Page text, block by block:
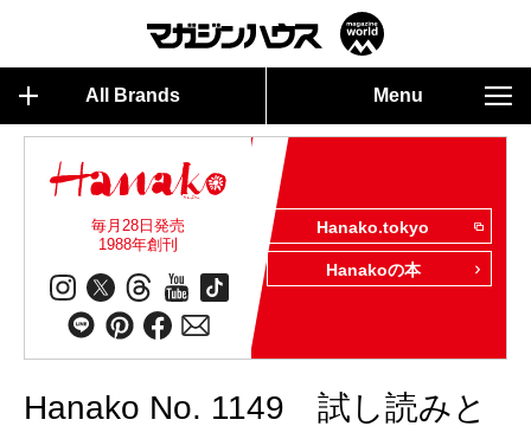
All Brands Menu
毎月28日発売
1988年創刊
Hanako.tokyo
Hanakoの本
Hanako No. 1149 試し読みと